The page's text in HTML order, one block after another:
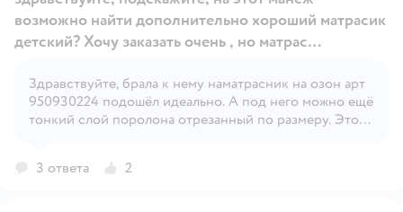
Открыть вопрос
возможно найти дополнительно хороший матрасик
детский? Хочу заказать очень , но матрас
вас есть ссылка, какой подойдет матрас в эту
модель?
Здравствуйте, брала к нему наматрасник на озон арт
950930224 подошёл идеально. А под него можно ещё
тонкий слой поролона отрезанный по размеру. Это
3 ответа 2